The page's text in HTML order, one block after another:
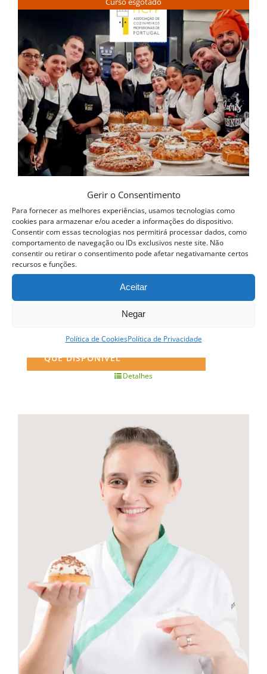
Gerir o Consentimento
Para fornecer as melhores experiências, usamos tecnologias como
cookies para armazenar e/ou aceder a informações do dispositivo.
Consentir com essas tecnologias nos permitirá processar dados, como
comportamento de navegação ou IDs exclusivos neste site. Não
consentir ou retirar o consentimento pode afetar negativamante certos
recursos e funções.
Aceitar
Negar
Política de CookiesPolítica de Privacidade
Curso Profissional Pastelaria e Padaria
QUE DISPONÍVEL
Detalhes